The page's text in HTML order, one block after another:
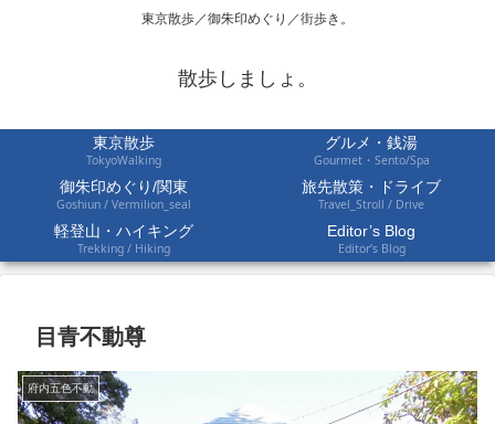
東京散歩／御朱印めぐり／街歩き。
散歩しましょ。
東京散歩
TokyoWalking
グルメ・銭湯
Gourmet・Sento/Spa
御朱印めぐり/関東
Goshiun / Vermilion_seal
旅先散策・ドライブ
Travel_Stroll / Drive
軽登山・ハイキング
Trekking / Hiking
Editor’s Blog
Editor’s Blog
目青不動尊
府内五色不動